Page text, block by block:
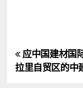
文
章
应中国建材国
拉里自贸区的中